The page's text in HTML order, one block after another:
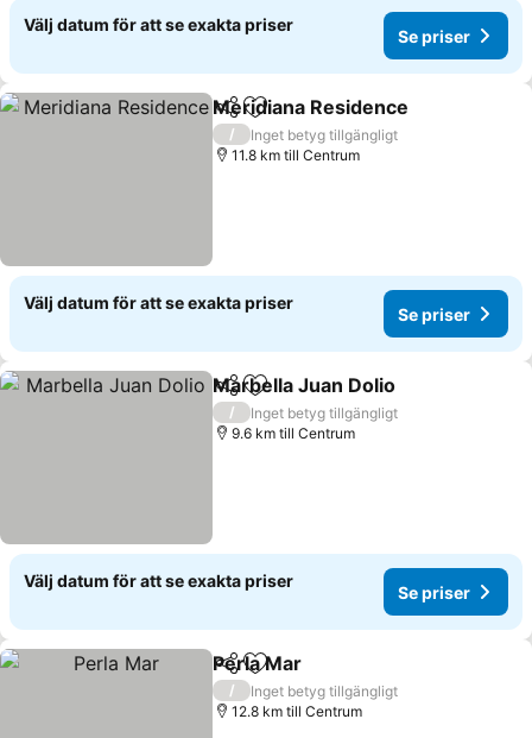
Välj datum för att se exakta priser
Se priser
Dela Lägg till i Mina Favoriter
Meridiana Residence
/
Inget betyg tillgängligt
11.8 km till Centrum
Välj datum för att se exakta priser
Se priser
Dela Lägg till i Mina Favoriter
Marbella Juan Dolio
/
Inget betyg tillgängligt
9.6 km till Centrum
Välj datum för att se exakta priser
Se priser
Dela Lägg till i Mina Favoriter
Perla Mar
/
Inget betyg tillgängligt
12.8 km till Centrum